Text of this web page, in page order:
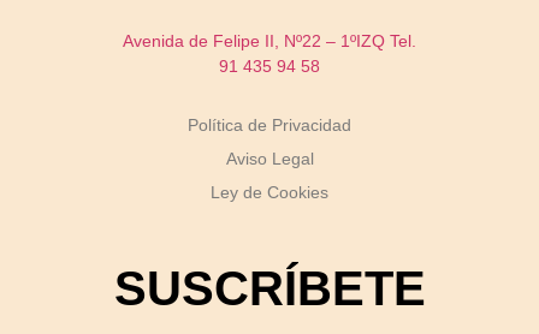
Avenida de Felipe II, Nº22 – 1ºIZQ Tel.
91 435 94 58
Política de Privacidad
Aviso Legal
Ley de Cookies
SUSCRÍBETE